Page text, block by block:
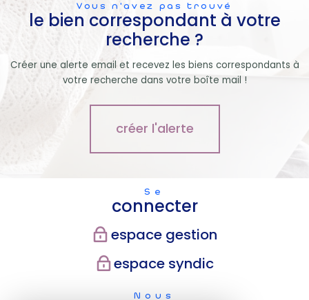
Vous n'avez pas trouvé
le bien correspondant à votre
recherche ?
Créer une alerte email et recevez les biens correspondants à
votre recherche dans votre boîte mail !
créer l'alerte
Se
connecter
espace gestion
espace syndic
Nous